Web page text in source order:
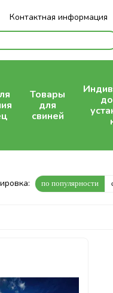
Контактная информация
Товары
для
свиней
по популярности